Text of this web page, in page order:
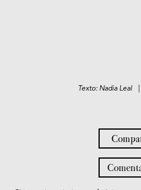
Texto: Nadia Leal